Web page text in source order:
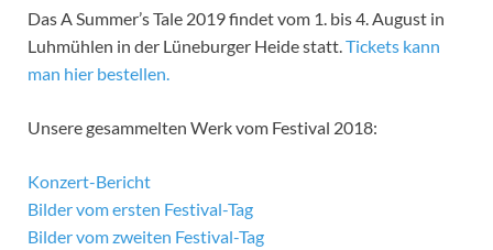
Das A Summer’s Tale 2019 findet vom 1. bis 4. August in
Luhmühlen in der Lüneburger Heide statt.Tickets kann
man hier bestellen.
Unsere gesammelten Werk vom Festival 2018:
Konzert-Bericht
Bilder vom ersten Festival-Tag
Bilder vom zweiten Festival-Tag